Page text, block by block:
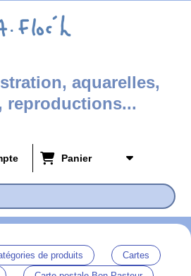
aquarelles,
reproductions...
Panier
de produits
Cartes